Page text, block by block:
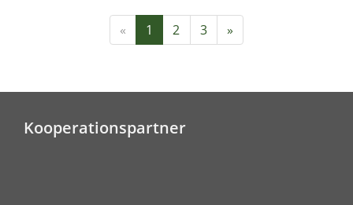
« 1 2 3 »
Kooperationspartner